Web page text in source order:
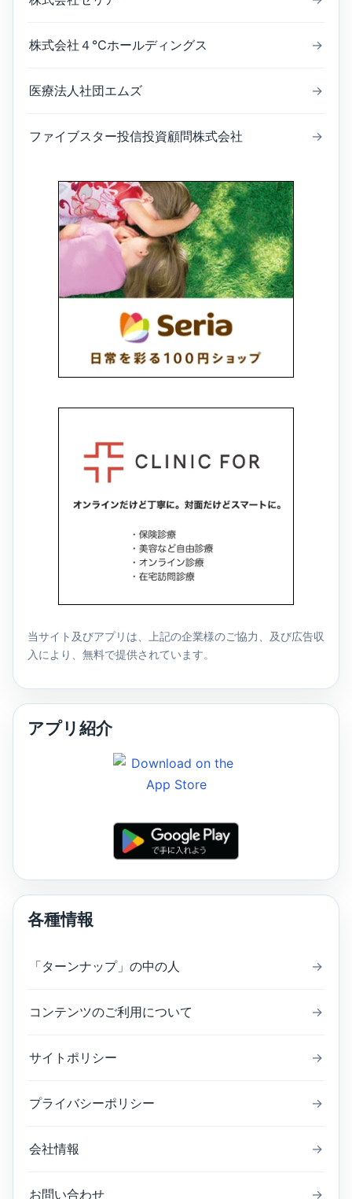
株式会社４℃ホールディングス →
医療法人社団エムズ →
ファイブスター投信投資顧問株式会社 →
当サイト及びアプリは、上記の企業様のご協力、及び広告収
入により、無料で提供されています。
アプリ紹介
各種情報
「ターンナップ」の中の人 →
コンテンツのご利用について →
サイトポリシー →
プライバシーポリシー →
会社情報 →
お問い合わせ →